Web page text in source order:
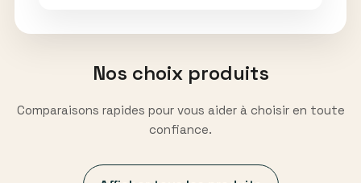
Nos choix produits
Comparaisons rapides pour vous aider à choisir en toute
confiance.